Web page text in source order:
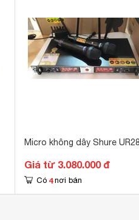
Micro không dây Shure
Giá từ 3.080.000 đ
Có 4 nơi bán